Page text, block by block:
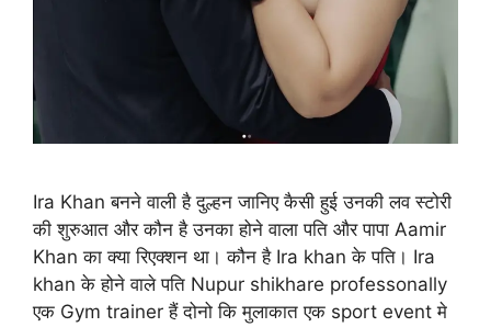
Ira Khan बनने वाली है दुल्हन जानिए कैसी हुई उनकी लव स्टोरी
की शुरुआत और कौन है उनका होने वाला पति और पापा Aamir
Khan का क्या रिएक्शन था। कौन है Ira khan के पति। Ira
khan के होने वाले पति Nupur shikhare professonally
एक Gym trainer हैं दोनो कि मुलाकात एक sport event मे